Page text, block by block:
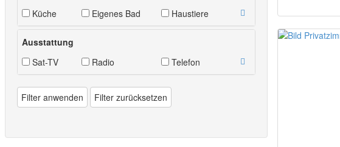
Küche
Eigenes Bad Haustiere
Ausstattung
Sat-TV
Radio Telefon
Filter anwenden Filter zurücksetzen